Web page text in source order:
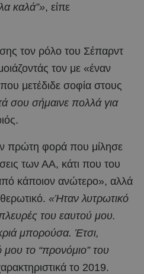
καλά”», είπε
τον ρόλο του Σέπαρντ
τον με «έναν
μετέδιδε σοφία στους
σου σήμαινε πολλά για
πρώτη φορά που μίλησε
των ΑΑ, κάτι που του
κάποιον ανώτερο», αλλά
«Ήταν λυτρωτικό
του εαυτού μου.
μπορούσα. Έτσι,
το “προνόμιο” του
το 2019.